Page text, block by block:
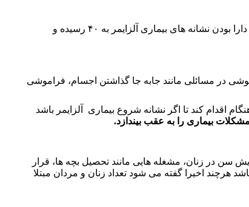
و دارا بودن نشانه های بیماری آلزایمر به ۴۰ رسیده و
در مسائلی مانند جابه جا گذاشتن اجسام، فراموشی
اقدام کند تا اگر نشانه شروع بیماری آلزایمر باشد
سن در زنان، مشغله هایی مانند تحصیل بچه ها، قرار
تنفس، سبب شده میزان ابتلای آلزایمر در زنان ۶ درصد بیشتر از مردان باشد هرچند اخیرا گفته می شود تعداد زنان و مردان مبتلا